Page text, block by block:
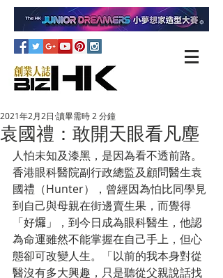
袁國禮：敢開天眼看凡塵
2021年2月2日 讀畢需時 2 分鐘
人怕未知及漆黑，是因為看不透前路。
香港眼科醫院副行政總監及顧問醫生袁
國禮（Hunter），曾經因為怕比同學見
到自己與母親在街邊賣生果，而覺得
「好𤓓」，到今日成為眼科醫生，他認
為命運雖然不能掌握在自己手上，但心
態卻可改變人生。「以前的我本身對從
醫沒有多大興趣，只是聽從父親說話找